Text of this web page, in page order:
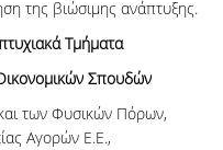
της βιώσιμης ανάπτυξης.
Τμήματα
Σπουδών
των Φυσικών Πόρων,
Αγορών Ε.Ε.,